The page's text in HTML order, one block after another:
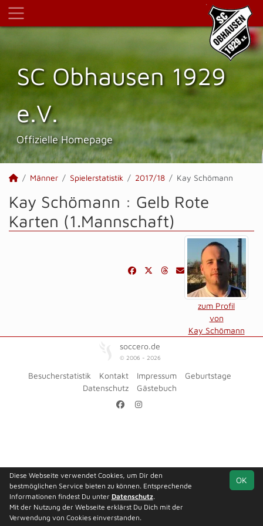
SC Obhausen 1929
e.V.
Offizielle Homepage
Männer Spielerstatistik 2017/18 Kay Schömann
Kay Schömann : Gelb Rote
Karten (1.Mannschaft)
zum Profil
von
Kay Schömann
soccero.de
© 2006 - 2026
Besucherstatistik Kontakt Impressum
Geburtstage
Datenschutz
Gästebuch
OK
Diese Webseite verwendet Cookies, um Dir den
bestmöglichen Service bieten zu können. Entsprechende
Informationen findest Du unter Datenschutz.
Mit der Nutzung der Webseite erklärst Du Dich mit der
Verwendung von Cookies einverstanden.